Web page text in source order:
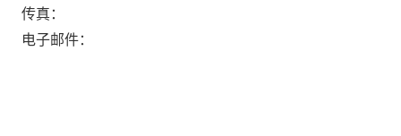
传真：
电子邮件：